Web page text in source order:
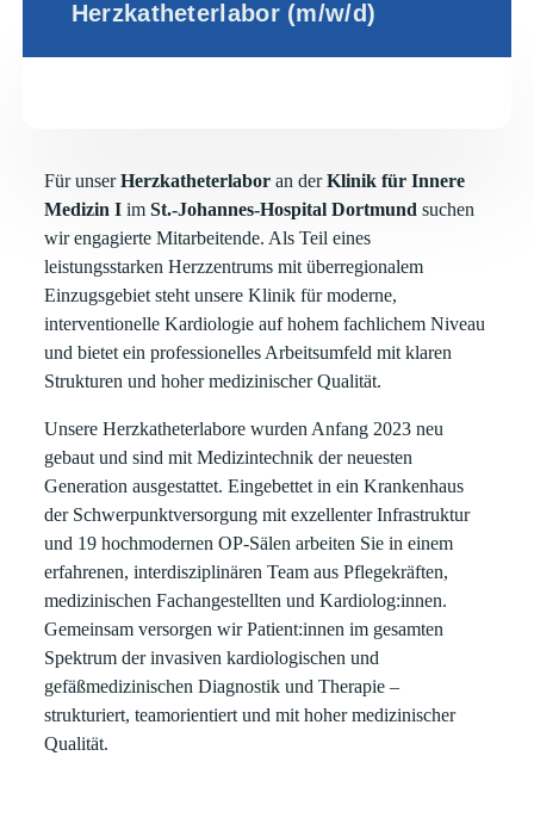
Herzkatheterlabor (m/w/d)
Für unserHerzkatheterlabor an derKlinik für Innere
Medizin I imSt.-Johannes-Hospital Dortmund suchen
wir engagierte Mitarbeitende. Als Teil eines
leistungsstarken Herzzentrums mit überregionalem
Einzugsgebiet steht unsere Klinik für moderne,
interventionelle Kardiologie auf hohem fachlichem Niveau
und bietet ein professionelles Arbeitsumfeld mit klaren
Strukturen und hoher medizinischer Qualität.
Unsere Herzkatheterlabore wurden Anfang 2023 neu
gebaut und sind mit Medizintechnik der neuesten
Generation ausgestattet. Eingebettet in ein Krankenhaus
der Schwerpunktversorgung mit exzellenter Infrastruktur
und 19 hochmodernen OP-Sälen arbeiten Sie in einem
erfahrenen, interdisziplinären Team aus Pflegekräften,
medizinischen Fachangestellten und Kardiolog:innen.
Gemeinsam versorgen wir Patient:innen im gesamten
Spektrum der invasiven kardiologischen und
gefäßmedizinischen Diagnostik und Therapie –
strukturiert, teamorientiert und mit hoher medizinischer
Qualität.